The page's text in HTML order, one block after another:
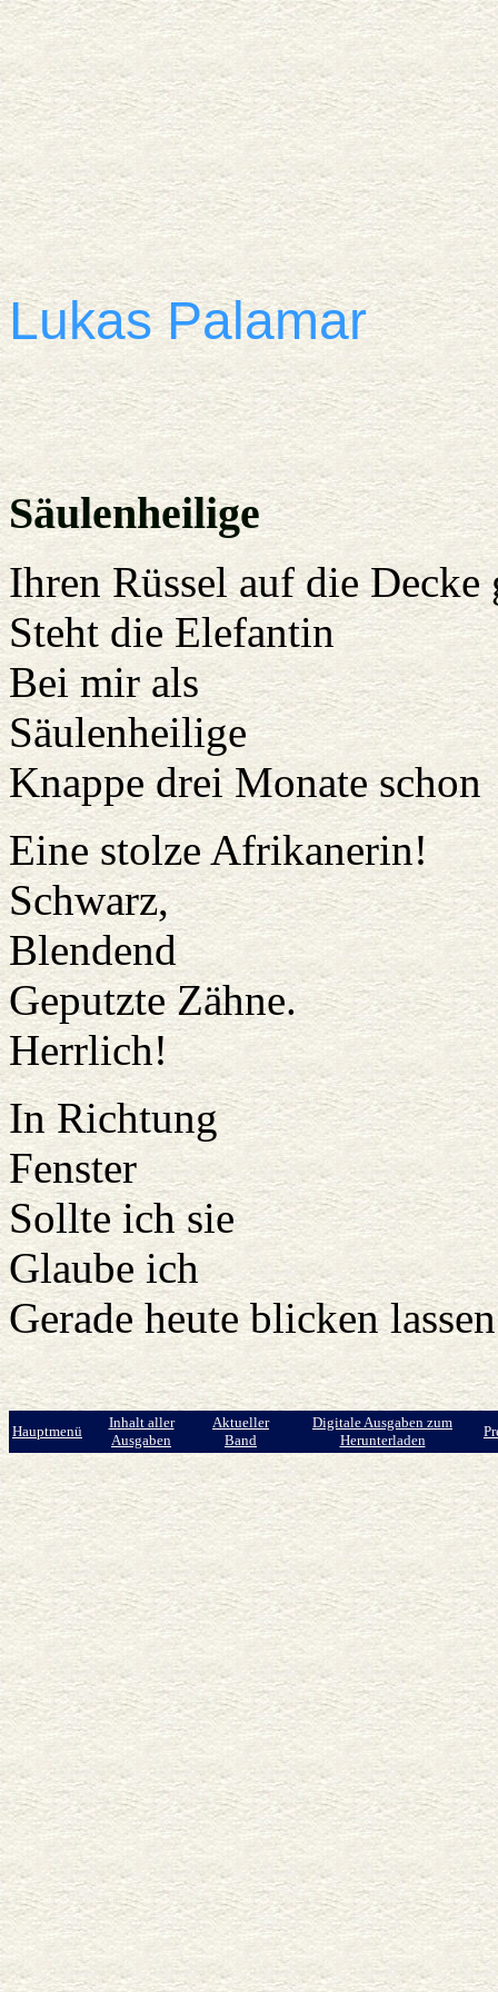
Lukas Palamar
Säulenheilige
Ihren Rüssel auf die Decke
Steht die Elefantin
Bei mir als
Säulenheilige
Knappe drei Monate schon
Eine stolze Afrikanerin!
Schwarz,
Blendend
Geputzte Zähne.
Herrlich!
In Richtung
Fenster
Sollte ich sie
Glaube ich
Gerade heute blicken
Hauptmenü
Inhalt aller
Ausgaben
Aktueller
Band
Digitale Ausgaben zum
Herunterladen